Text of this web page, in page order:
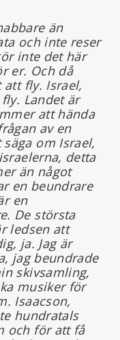
än
och inte reser
inte det här
er. Och då
fly. Israel,
Landet är
att hända
av en
om Israel,
detta
än något
en beundrare
en
De största
ledsen att
ja. Jag är
jag beundrade
skivsamling,
musiker för
Isaacson,
hundratals
och för att få